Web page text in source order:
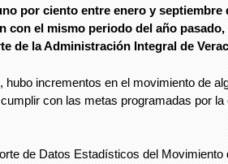
por ciento entre enero y septiembre
con el mismo periodo del año pasado,
de la Administración Integral de
hubo incrementos en el movimiento de
con las metas programadas por la
de Datos Estadísticos del Movimiento